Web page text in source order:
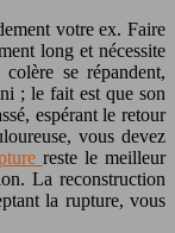
votre ex. Faire
long et nécessite
se répandent,
; le fait est que son
espérant le retour
vous devez
reste le meilleur
La reconstruction
la rupture, vous